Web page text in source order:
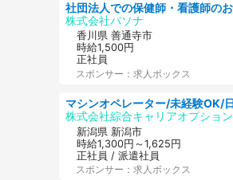
株式会社パソナ
香川県 善通寺市
時給1,500円
正社員
スポンサー：求人ボックス
株式会社綜合キャリアオプション
新潟県 新潟市
時給1,300円～1,625円
正社員 / 派遣社員
スポンサー：求人ボックス